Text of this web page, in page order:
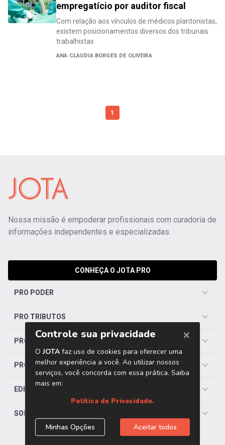
empregatício por auditor fiscal
Com relação aos vínculos de médicos plantonistas,
existem posicionamentos diversos dos tribunais
trabalhistas
ANA CLAUDIA BORGES DE OLIVEIRA
1
Nossa missão é empoderar profissionais com curadoria de
informações independentes e especializadas.
CONHEÇA O JOTA PRO
PRO PODER
PRO TRIBUTOS
PRO TRABALHISTA
PRO SAÚDE
EDITORIAS
SOBRE O JOTA